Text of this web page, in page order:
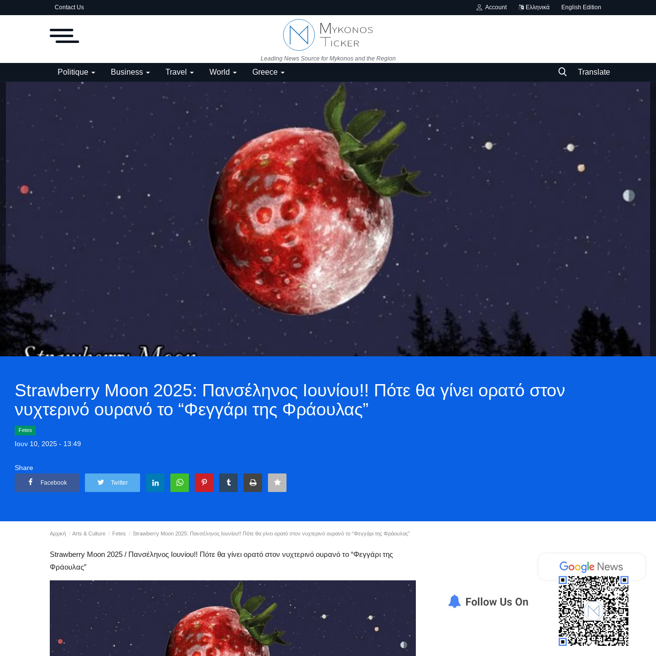
Contact Us Account Ελληνικά English Edition
Leading News Source for Mykonos and the Region
Politique Business Travel World Greece Translate
Strawberry Moon 2025: Πανσέληνος Ιουνίου!! Πότε θα γίνει ορατό στον
νυχτερινό ουρανό το “Φεγγάρι της Φράουλας”
Fetes
Ιουν 10, 2025 - 13:49
Share
Facebook Twitter
Αρχική Arts & Culture Fetes Strawberry Moon 2025: Πανσέληνος Ιουνίου!! Πότε θα γίνει ορατό στον νυχτερινό ουρανό το “Φεγγάρι της Φράουλας”
Strawberry Moon 2025 / Πανσέληνος Ιουνίου!! Πότε θα γίνει ορατό στον νυχτερινό ουρανό το “Φεγγάρι της
Φράουλας”